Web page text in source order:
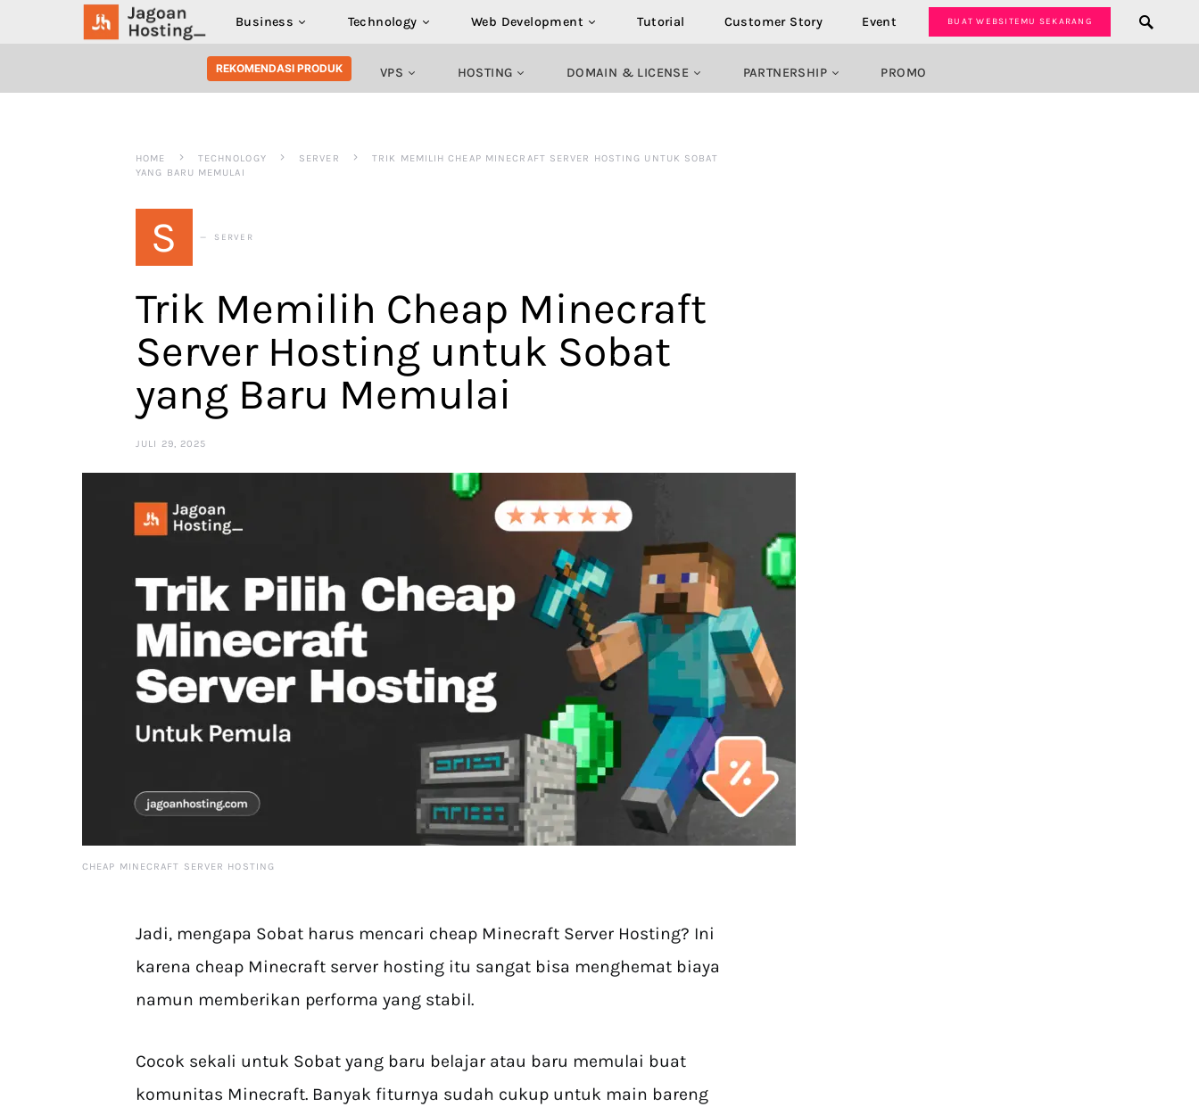
Business Technology Web Development Tutorial Customer Story Event BUAT WEBSITEMU SEKARANG
SEARCH FOR:
REKOMENDASI PRODUK VPS HOSTING DOMAIN & LICENSE PARTNERSHIP PROMO
HOME TECHNOLOGY SERVER
TRIK MEMILIH CHEAP MINECRAFT SERVER HOSTING UNTUK SOBAT
YANG BARU MEMULAI
S SERVER
Trik Memilih Cheap Minecraft
Server Hosting untuk Sobat
yang Baru Memulai
JULI 29, 2025
CHEAP MINECRAFT SERVER HOSTING
Jadi, mengapa Sobat harus mencari cheap Minecraft Server Hosting? Ini
karena cheap Minecraft server hosting itu sangat bisa menghemat biaya
namun memberikan performa yang stabil.
Cocok sekali untuk Sobat yang baru belajar atau baru memulai buat
komunitas Minecraft. Banyak fiturnya sudah cukup untuk main bareng